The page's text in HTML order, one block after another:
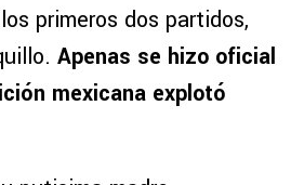
primeros dos partidos,
Apenas se hizo oficial
mexicana explotó